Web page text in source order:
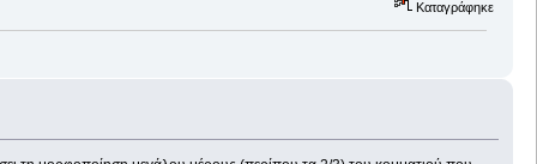
Καταγράφηκε